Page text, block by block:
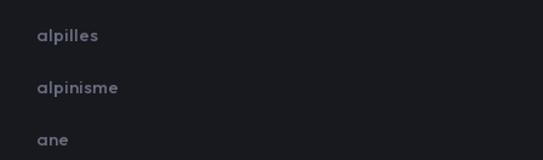
alpilles
alpinisme
ane